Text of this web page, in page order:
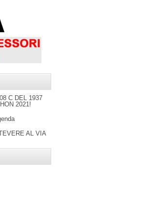
C DEL 1937
2021!
AL VIA